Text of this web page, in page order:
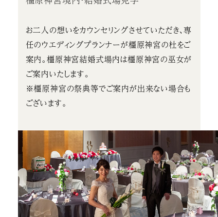
お二人の想いをカウンセリングさせていただき、専
任のウエディングプランナーが橿原神宮の杜をご
案内。橿原神宮結婚式場内は橿原神宮の巫女が
ご案内いたします。
※橿原神宮の祭典等でご案内が出来ない場合も
ございます。